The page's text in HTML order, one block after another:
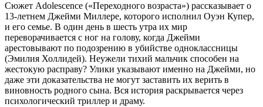
Сюжет Adolescence («Переходного возраста») рассказывает о
13-летнем Джейми Миллере, которого исполнил Оуэн Купер,
и его семье. В один день в шесть утра их мир
переворачивается с ног на голову, когда Джейми
арестовывают по подозрению в убийстве одноклассницы
(Эмилия Холлидей). Неужели тихий мальчик способен на
жестокую расправу? Улики указывают именно на Джейми, но
даже эти доказательства не могут заставить их верить в
виновность родного сына. Вся история раскрывается через
психологический триллер и драму.